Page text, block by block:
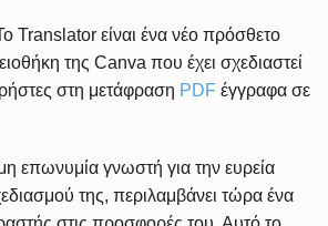
Translator είναι ένα νέο πρόσθετο
της Canva που έχει σχεδιαστεί
στη μετάφραση PDF έγγραφα σε
επωνυμία γνωστή για την ευρεία
της, περιλαμβάνει τώρα ένα